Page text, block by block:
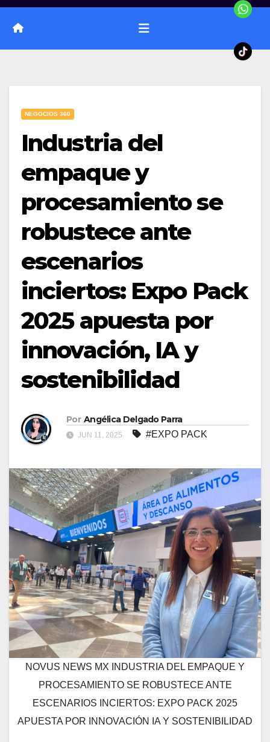
NEGOCIOS 360
Industria del
empaque y
procesamiento se
robustece ante
escenarios
inciertos: Expo Pack
2025 apuesta por
innovación, IA y
sostenibilidad
Por Angélica Delgado Parra
JUN 11, 2025 #EXPO PACK
NOVUS NEWS MX INDUSTRIA DEL EMPAQUE Y
PROCESAMIENTO SE ROBUSTECE ANTE
ESCENARIOS INCIERTOS: EXPO PACK 2025
APUESTA POR INNOVACIÓN IA Y SOSTENIBILIDAD